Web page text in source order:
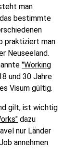
man
bestimmte
praktiziert man
Neuseeland.
"Working
und 30 Jahre
Visum gültig.
gilt, ist wichtig
dazu
nur Länder
annehmen